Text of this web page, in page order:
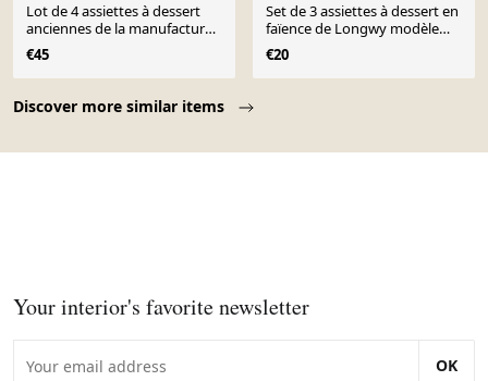
Discover more similar items
Lot de 4 assiettes à dessert
anciennes de la manufacture
Badonvill
€45
Set de 3 assiettes à dessert en
faïence de Longwy modèle
Véronique diam 21 cm
€20
Your interior's favorite newsletter
OK